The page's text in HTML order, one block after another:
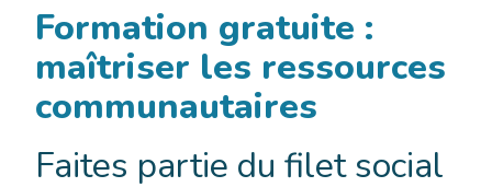
Formation gratuite :
maîtriser les ressources
communautaires
Faites partie du filet social